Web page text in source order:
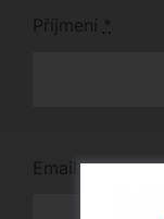
Příjmení *
Email*